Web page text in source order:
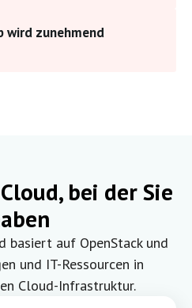
wird zunehmend
bei der Sie
basiert auf OpenStack und
und IT-Ressourcen in
Cloud-Infrastruktur.